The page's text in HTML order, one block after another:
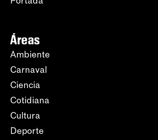
Áreas
Ambiente
Carnaval
Ciencia
Cotidiana
Cultura
Deporte